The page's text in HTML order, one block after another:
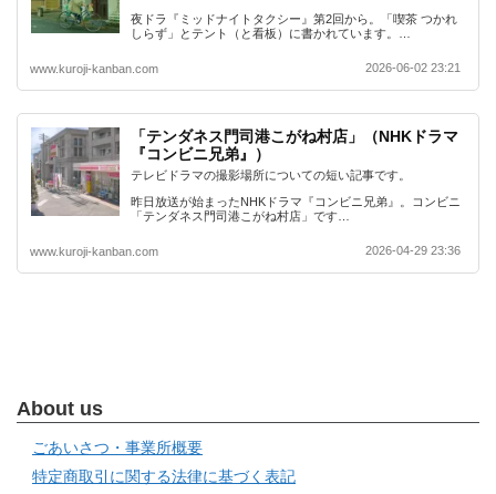
夜ドラ『ミッドナイトタクシー』第2回から。「喫茶 つかれ
しらず」とテント（と看板）に書かれています。…
www.kuroji-kanban.com 2026-06-02 23:21
「テンダネス門司港こがね村店」（NHKドラマ
『コンビニ兄弟』）
テレビドラマの撮影場所についての短い記事です。
昨日放送が始まったNHKドラマ『コンビニ兄弟』。コンビニ
「テンダネス門司港こがね村店」です…
www.kuroji-kanban.com 2026-04-29 23:36
About us
ごあいさつ・事業所概要
特定商取引に関する法律に基づく表記